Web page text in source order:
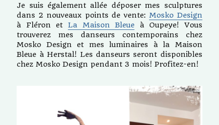
Je suis également allée déposer mes sculptures
dans 2 nouveaux points de vente:Mosko Design
à Fléron et La Maison Bleue à Oupeye! Vous
trouverez mes danseurs contemporains chez
Mosko Design et mes luminaires à la Maison
Bleue à Herstal! Les danseurs seront disponibles
chez Mosko Design pendant 3 mois! Profitez-en!